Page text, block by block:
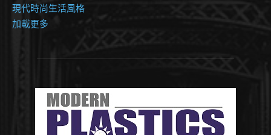
現代時尚生活風格
加載更多